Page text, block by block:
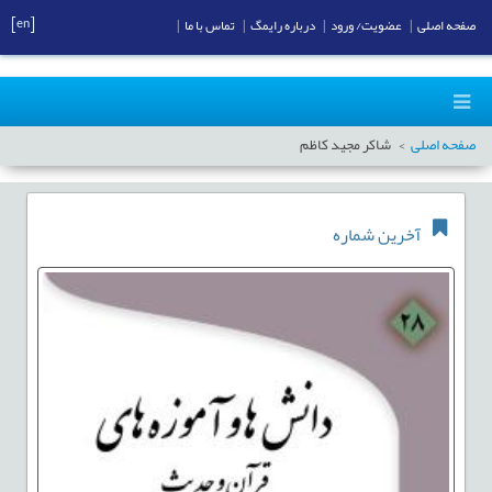
صفحه اصلی شاکر مجید کاظم
آخرین شماره
صفحه اصلی عضویت/ ورود درباره رایمگ تماس با ما